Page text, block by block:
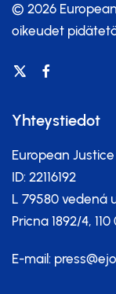
© 2026
oikeudet
Yhteystiedot
European
ID: 22116192
L 79580 vedená
Pricna 1892/4,
E-mail: